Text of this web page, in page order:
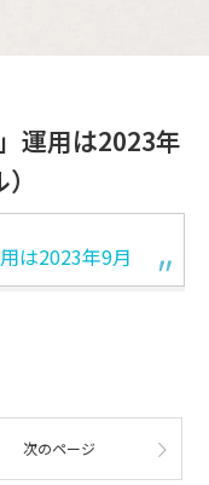
運用は2023年
は2023年9月
次のページ